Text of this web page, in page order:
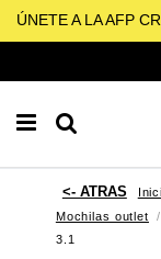
ÚNETE A LA AFP
Mochilas outlet
3.1